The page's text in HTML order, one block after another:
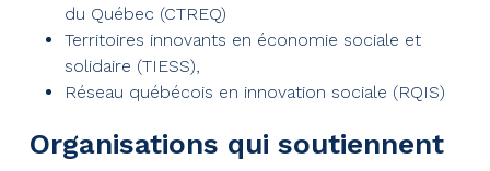
du Québec (CTREQ)
Territoires innovants en économie sociale et
solidaire (TIESS),
Réseau québécois en innovation sociale (RQIS)
Organisations qui soutiennent